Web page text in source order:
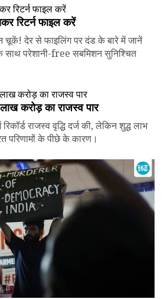
रिटर्न फाइल करें
चूकें! देर से फाइलिंग पर दंड के बारे में जानें
परेशानी-free सबमिशन सुनिश्चित
करोड़ का राजस्व पार
राजस्व वृद्धि दर्ज की, लेकिन शुद्ध लाभ
परिणामों के पीछे के कारण।